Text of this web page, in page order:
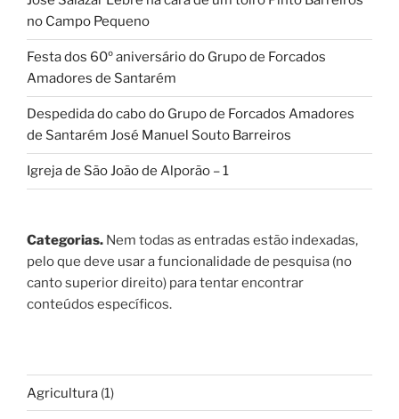
no Campo Pequeno
Festa dos 60º aniversário do Grupo de Forcados
Amadores de Santarém
Despedida do cabo do Grupo de Forcados Amadores
de Santarém José Manuel Souto Barreiros
Igreja de São João de Alporão – 1
Categorias. Nem todas as entradas estão indexadas,
pelo que deve usar a funcionalidade de pesquisa (no
canto superior direito) para tentar encontrar
conteúdos específicos.
Agricultura (1)